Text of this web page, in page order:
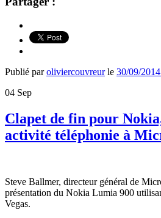
Publié paroliviercouvreurle 30/09/
04 Sep
Clapet de fin pour
activité téléphonie à
Steve Ballmer, directeur général de
présentation du Nokia Lumia 900
Vegas.